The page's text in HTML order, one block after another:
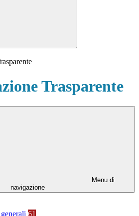
Trasparente
Menu di
navigazione
61